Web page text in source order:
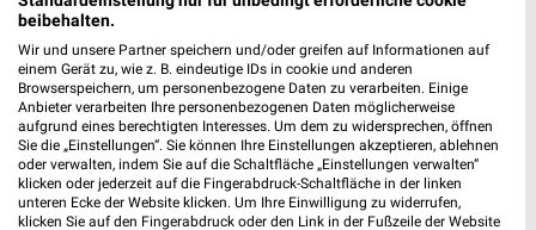
2,6 km
Angebote ab 03.08.
Noch morgen gültig
14,8 km
Angebote ab 01.08.
Noch heute gültig
beibehalten.
Wir und unsere Partner speichern und/oder greifen auf Informationen auf
einem Gerät zu, wie z. B. eindeutige IDs in cookie und anderen
Browserspeichern, um personenbezogene Daten zu verarbeiten. Einige
Anbieter verarbeiten Ihre personenbezogenen Daten möglicherweise
aufgrund eines berechtigten Interesses. Um dem zu widersprechen, öffnen
Sie die „Einstellungen“. Sie können Ihre Einstellungen akzeptieren, ablehnen
oder verwalten, indem Sie auf die Schaltfläche „Einstellungen verwalten“
klicken oder jederzeit auf die Fingerabdruck-Schaltfläche in der linken
unteren Ecke der Website klicken. Um Ihre Einwilligung zu widerrufen,
klicken Sie auf den Fingerabdruck oder den Link in der Fußzeile der Website